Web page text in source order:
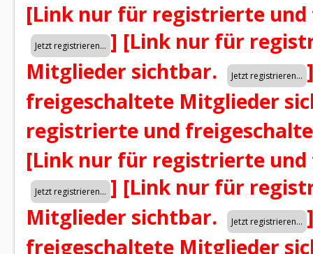
[Link nur für registrierte
] [Link nur für
Mitglieder sichtbar.
]
freigeschaltete Mitglieder
registrierte und
[Link nur für registrierte
] [Link nur für
Mitglieder sichtbar.
]
freigeschaltete Mitglieder